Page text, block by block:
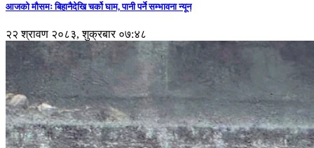
आजको मौसमः बिहानैदेखि चर्को घाम, पानी पर्ने सम्भावना न्यून
२२ श्रावण २०८३, शुक्रबार ०७:४८